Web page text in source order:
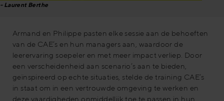
Laurent Berthe
Armand en Philippe pasten elke sessie aan de behoeften
van de CAE’s en hun managers aan, waardoor de
leerervaring soepeler en met meer impact verliep. Door
een verscheidenheid aan scenario’s aan te bieden,
geïnspireerd op echte situaties, stelde de training CAE’s
in staat om in een vertrouwde omgeving te werken en
deze vaardigheden onmiddellijk toe te passen in hun